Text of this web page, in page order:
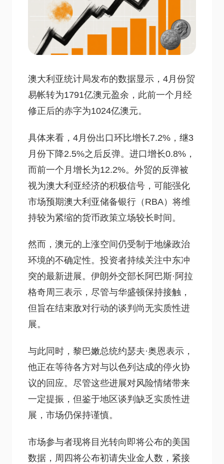
澳大利亚统计局发布的数据显示，4月份贸
易帐转为1791亿澳元盈余，此前一个月经
修正后的赤字为1024亿澳元。
具体来看，4月份出口环比增长7.2%，继3
月份下降2.5%之后反弹。进口增长0.8%，
而前一个月增长为12.2%。外贸的反弹被
视为澳大利亚经济的积极信号，可能强化
市场预期澳大利亚储备银行（RBA）将维
持较为紧缩的货币政策立场较长时间。
然而，澳元的上涨空间仍受制于地缘政治
环境的不确定性。投资者持续关注中东冲
突的最新进展。伊朗外交部长阿巴斯·阿拉
格奇周三表示，尽管与华盛顿保持接触，
但旨在结束敌对行动的谈判尚无实质性进
展。
与此同时，黎巴嫩总统约瑟夫·奥恩表示，
他正在等待各方对与以色列达成的停火协
议的回应。尽管这些进展对风险情绪带来
一定提振，但鉴于地区谈判缺乏实质性进
展，市场仍保持谨慎。
市场参与者现将目光转向即将公布的美国
数据，周四将公布初请失业金人数，紧接